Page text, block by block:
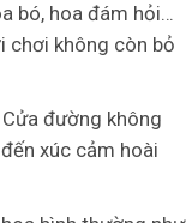
bó, hoa đám hỏi…
chơi không còn bỏ
đường không
xúc cảm hoài